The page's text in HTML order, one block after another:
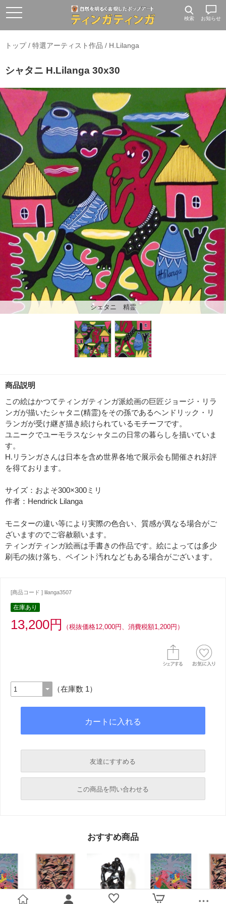
検索 お知らせ
トップ/ 特選アーティスト作品 / H.Lilanga
シャタニ H.Lilanga 30x30
シェタニ 精霊
商品説明
この絵はかつてティンガティンガ派絵画の巨匠ジョージ・リラ
ンガが描いたシャタニ(精霊)をその孫であるヘンドリック・リ
ランガが受け継ぎ描き続けられているモチーフです。
ユニークでユーモラスなシャタニの日常の暮らしを描いていま
す。
H.リランガさんは日本を含め世界各地で展示会も開催され好評
を得ております。
サイズ：およそ300×300ミリ
作者：Hendrick Lilanga
モニターの違い等により実際の色合い、質感が異なる場合がご
ざいますのでご容赦願います。
ティンガティンガ絵画は手書きの作品です。絵によっては多少
刷毛の抜け落ち、ペイント汚れなどもある場合がございます。
[商品コード ] lilanga3507
在庫あり
13,200円 （税抜価格12,000円、消費税額1,200円）
（在庫数 1）
友達にすすめる
必須
この商品を問い合わせる
必須
おすすめ商品